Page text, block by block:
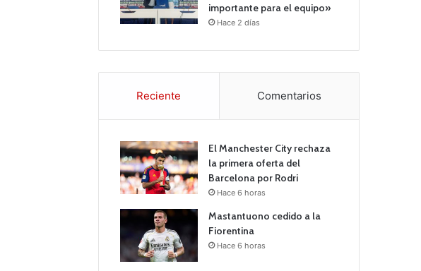
importante para el equipo»
Hace 2 días
Reciente Comentarios
El Manchester City rechaza
la primera oferta del
Barcelona por Rodri
Hace 6 horas
Mastantuono cedido a la
Fiorentina
Hace 6 horas